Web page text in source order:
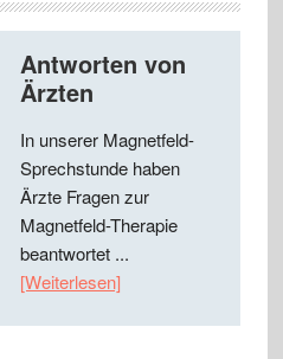
Antworten von
Ärzten
In unserer Magnetfeld-
Sprechstunde haben
Ärzte Fragen zur
Magnetfeld-Therapie
beantwortet ...
[Weiterlesen]